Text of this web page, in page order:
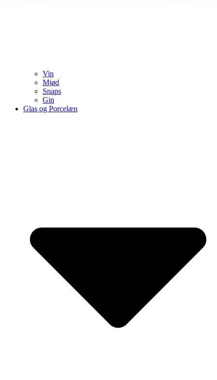
Vin
Mjød
Snaps
Gin
Glas og Porcelæn